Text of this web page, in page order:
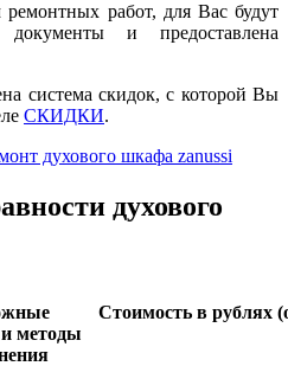
работ, для Вас будут
и предоставлена
система скидок, с которой Вы
СКИДКИ.
духового шкафа zanussi
духового
методы
Стоимость в рублях